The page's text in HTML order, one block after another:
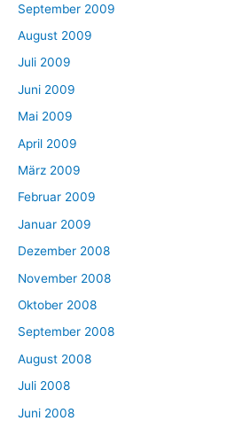
September 2009
August 2009
Juli 2009
Juni 2009
Mai 2009
April 2009
März 2009
Februar 2009
Januar 2009
Dezember 2008
November 2008
Oktober 2008
September 2008
August 2008
Juli 2008
Juni 2008